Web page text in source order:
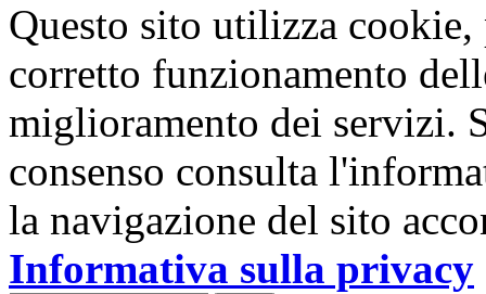
Questo sito utilizza
corretto funzionamento
miglioramento dei servizi.
consenso consulta
la navigazione del sito
Informativa sulla privacy